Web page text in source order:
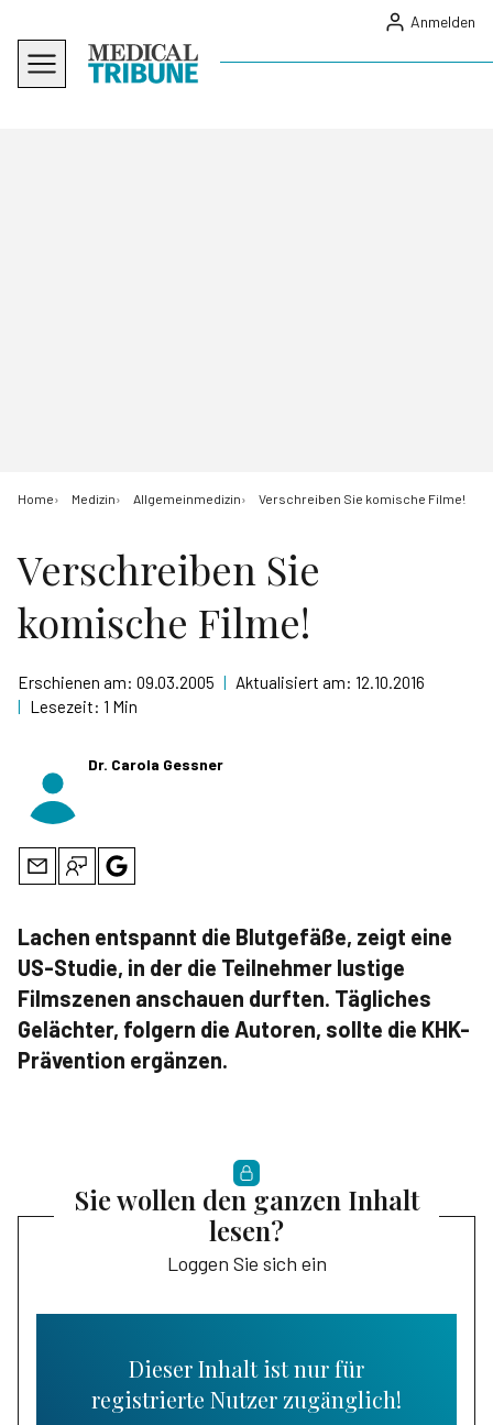
Anmelden
Home Medizin Allgemeinmedizin Verschreiben Sie komische Filme!
Verschreiben Sie
komische Filme!
Erschienen am: 09.03.2005 | Aktualisiert am: 12.10.2016
| Lesezeit: 1 Min
Dr. Carola Gessner
Lachen entspannt die Blutgefäße, zeigt eine
US-Studie, in der die Teilnehmer lustige
Filmszenen anschauen durften. Tägliches
Gelächter, folgern die Autoren, sollte die KHK-
Prävention ergänzen.
Sie wollen den ganzen Inhalt
lesen?
Loggen Sie sich ein
Dieser Inhalt ist nur für
registrierte Nutzer zugänglich!